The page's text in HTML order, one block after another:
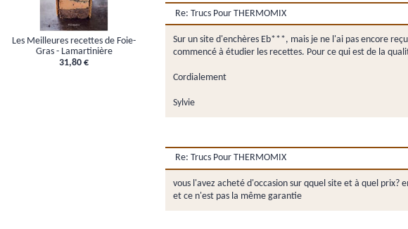
Les Meilleures recettes de Foie-
Gras - Lamartinière
31,80 €
Re: Trucs Pour THERMOMIX
Sur un site d'enchères Eb***, mais je ne l'ai pas encore
commencé à étudier les recettes. Pour ce qui est de la
Cordialement
Sylvie
Re: Trucs Pour THERMOMIX
vous l'avez acheté d'occasion sur qquel site et à quel prix?
et ce n'est pas la même garantie